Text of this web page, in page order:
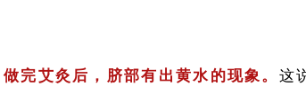
完艾灸后，脐部有出黄水的现象。 这